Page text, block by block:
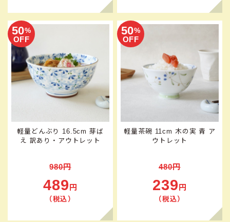
50%
OFF
軽量どんぶり 16.5cm 芽ば
え 訳あり・アウトレット
980円
489 円
（税込）
50%
OFF
軽量茶碗 11cm 木の実 青 ア
ウトレット
480円
239 円
（税込）